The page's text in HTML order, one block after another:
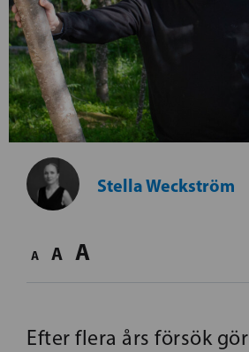
Stella Weckström
A A A
Efter flera års försök gör